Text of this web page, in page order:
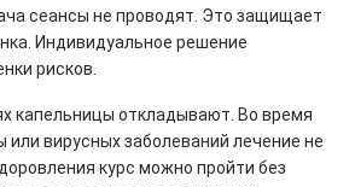
сеансы не проводят. Это защищает
Индивидуальное решение
рисков.
капельницы откладывают. Во время
или вирусных заболеваний лечение не
курс можно пройти без